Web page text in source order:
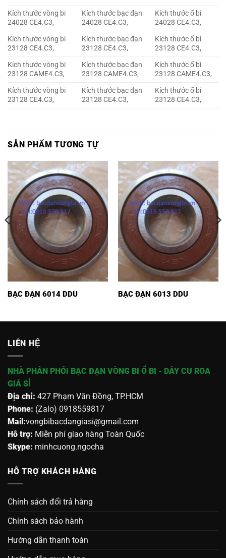
Kích thước vòng bi
24028 CE4.C3,
Kích thước bạc đạn
24028 CE4.C3,
Kích thước ổ bi
24028 CE4.C3,
Kích thước vòng bi
23128 CE4.C3,
Kích thước bạc đạn
23128 CE4.C3,
Kích thước ổ bi
23128 CE4.C3,
Kích thước vòng bi
23128 CAME4.C3,
Kích thước bạc đạn
23128 CAME4.C3,
Kích thước ổ bi
23128 CAME4.C3,
Kích thước vòng bi
23128 CE4.C3,
Kích thước bạc đạn
23128 CE4.C3,
Kích thước ổ bi
23128 CE4.C3,
SẢN PHẨM TƯƠNG TỰ
BẠC ĐẠN 6014 DDU BẠC ĐẠN 6013 DDU
LIÊN HỆ
NHÀ PHÂN PHỐI BẠC ĐẠN VÒNG BI Ổ BI - DÂY CU ROA
GIÁ SỈ
Địa chỉ: 427 Phạm Văn Đồng, TP.HCM
Phone: (Zalo) 0918559817
Mail:vongbibacdangiasi@gmail.com
Hỗ trợ: Miễn phí giao hàng Toàn Quốc
Skype: minhcuong.ngocha
HỖ TRỢ KHÁCH HÀNG
Chính sách đổi trả hàng
Chính sách bảo hành
Hướng dẫn thanh toán